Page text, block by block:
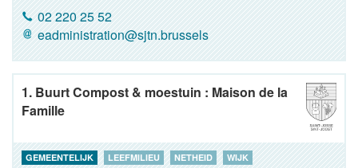
02 220 25 52
eadministration@sjtn.brussels
1. Buurt Compost & moestuin : Maison de la
Famille
GEMEENTELIJK LEEFMILIEU NETHEID WIJK